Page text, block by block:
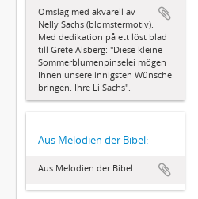
Omslag med akvarell av
Nelly Sachs (blomstermotiv).
Med dedikation på ett löst blad
till Grete Alsberg: "Diese kleine
Sommerblumenpinselei mögen
Ihnen unsere innigsten Wünsche
bringen. Ihre Li Sachs".
Aus Melodien der Bibel:
Aus Melodien der Bibel: